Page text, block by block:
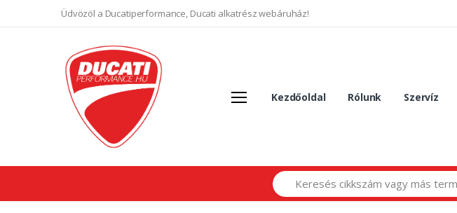
Üdvözöl a Ducatiperformance, Ducati alkatrész webáruház!
Kezdőoldal Rólunk Szervíz
Search